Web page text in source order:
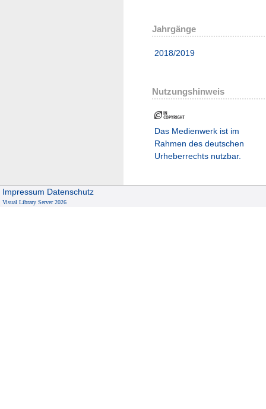
Jahrgänge
2018/2019
Nutzungshinweis
Das Medienwerk ist im
Rahmen des deutschen
Urheberrechts nutzbar.
Impressum Datenschutz
Visual Library Server 2026